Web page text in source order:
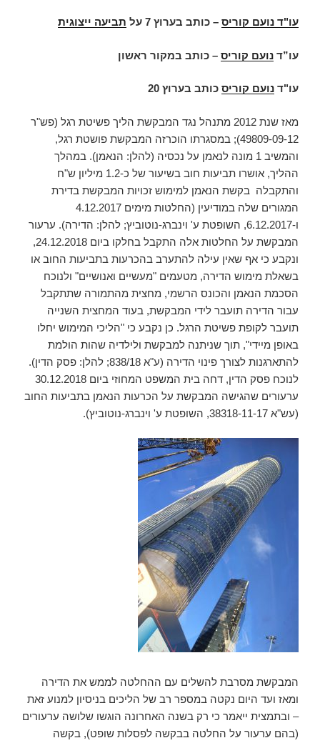
עו"ד נועם קוריס – כותב בערוץ 7 על תביעה ייצוגית
עו”ד נועם קוריס – כותב במקור ראשון
עו"ד נועם קוריס כותב בערוץ 20
מאז שנת 2012 מתנהל נגד המבקשת הליך פשיטת רגל (פש"ר
49809-09-12); במסגרתו הוכרזה המבקשת פושטת רגל,
והמשיב 1 מונה לנאמן על נכסיה (להלן: הנאמן). במהלך
ההליך, אושרו תביעות חוב בשיעור של כ-1.2 מיליון ש"ח
והתקבלה בקשת הנאמן למימוש זכויות המבקשת בדירת
המגורים שלה במודיעין (החלטות מימים 4.12.2017
ו-6.12.2017, השופטת ע' וינברג-נוטוביץ; להלן: הדירה). ערעור
המבקשת על החלטות אלה התקבל בחלקו ביום 24.12.2018,
ונקבע כי אף שאין עילה להתערב בהכרעות בתביעות החוב או
בשאלת מימוש הדירה, מטעמים "מעשיים ואנושיים" ולנוכח
הסכמת הנאמן והכונס הרשמי, מחצית מהתמורה שתתקבל
עבור הדירה תועבר לידי המבקשת, בעוד המחצית השנייה
תועבר לקופת פשיטת הרגל. כן נקבע כי "הליכי המימוש יחלו
באופן מיידי", תוך שניתנה למבקשת ולילדיה שהות הולמת
להתארגנות לצורך פינוי הדירה (ע"א 838/18; להלן: פסק הדין).
לנוכח פסק הדין, דחה בית המשפט המחוזי ביום 30.12.2018
ערעורים שהגישה המבקשת על הכרעות הנאמן בתביעות החוב
(עש"א 38318-11-17, השופטת ע' וינברג-נוטוביץ).
המבקשת מסרבת להשלים עם ההחלטה לממש את הדירה
ומאז ועד היום נקטה במספר רב של הליכים בניסיון למנוע זאת
– ובתמצית ייאמר כי רק בשנה האחרונה הוגשו שלושה ערעורים
(בהם ערעור על החלטה בבקשה לפסלות שופט), בקשה